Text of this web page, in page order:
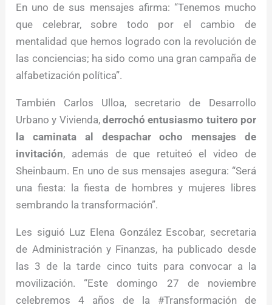
En uno de sus mensajes afirma: “Tenemos mucho
que celebrar, sobre todo por el cambio de
mentalidad que hemos logrado con la revolución de
las conciencias; ha sido como una gran campaña de
alfabetización política”.
También Carlos Ulloa, secretario de Desarrollo
Urbano y Vivienda, derrochó entusiasmo tuitero por
la caminata al despachar ocho mensajes de
invitación, además de que retuiteó el video de
Sheinbaum. En uno de sus mensajes asegura: “Será
una fiesta: la fiesta de hombres y mujeres libres
sembrando la transformación”.
Les siguió Luz Elena González Escobar, secretaria
de Administración y Finanzas, ha publicado desde
las 3 de la tarde cinco tuits para convocar a la
movilización. “Este domingo 27 de noviembre
celebremos 4 años de la #Transformación de